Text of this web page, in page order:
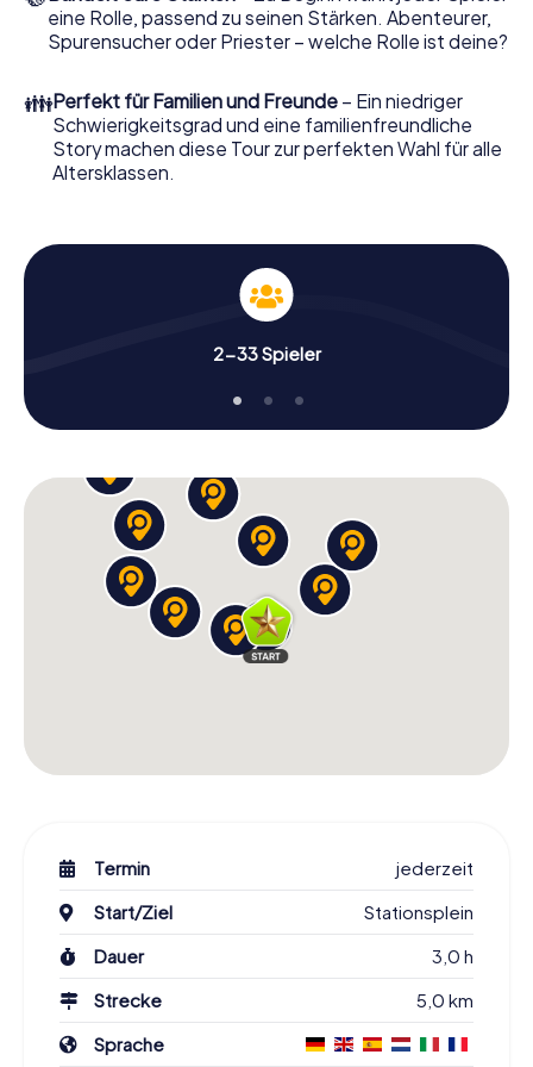
eine Rolle, passend zu seinen Stärken. Abenteurer,
Spurensucher oder Priester – welche Rolle ist deine?
👪Perfekt für Familien und Freunde – Ein niedriger
Schwierigkeitsgrad und eine familienfreundliche
Story machen diese Tour zur perfekten Wahl für alle
Altersklassen.
2-33 Spieler
Termin
jederzeit
Start/Ziel
Stationsplein
Dauer
3,0 h
Strecke
5,0 km
Sprache